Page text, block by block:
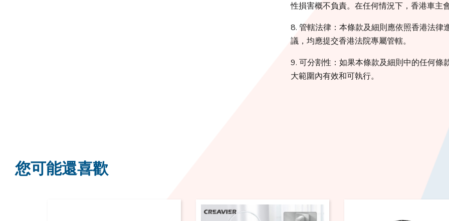
性損害概不負責。在任何情況下，香港車主
8. 管轄法律：本條款及細則應依照香港法
議，均應提交香港法院專屬管轄。
9. 可分割性：如果本條款及細則中的任何
大範圍內有效和可執行。
您可能還喜歡